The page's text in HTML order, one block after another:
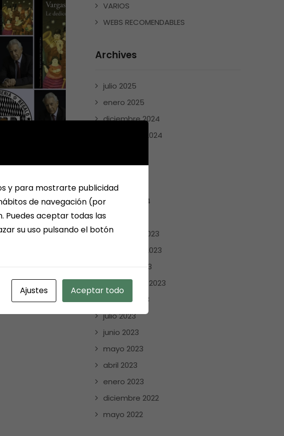
VARIOS
WEBS RECOMENDABLES
Archives
julio 2025
enero 2025
diciembre 2024
noviembre 2024
abril 2024
marzo 2024
febrero 2024
enero 2024
diciembre 2023
noviembre 2023
octubre 2023
septiembre 2023
agosto 2023
julio 2023
junio 2023
mayo 2023
abril 2023
enero 2023
diciembre 2022
mayo 2022
y para mostrarte publicidad
de navegación (por
Puedes aceptar todas las
su uso pulsando el botón
Ajustes Aceptar todo